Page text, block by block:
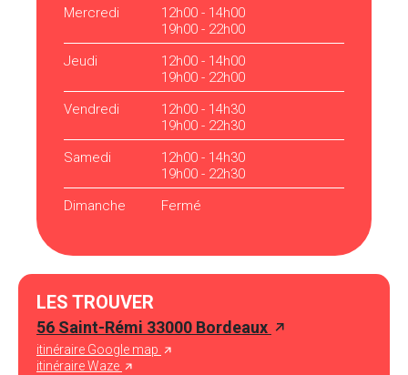
Mercredi
12h00 - 14h00
19h00 - 22h00
Jeudi
12h00 - 14h00
19h00 - 22h00
Vendredi
12h00 - 14h30
19h00 - 22h30
Samedi
12h00 - 14h30
19h00 - 22h30
Dimanche
Fermé
LES TROUVER
56 Saint-Rémi 33000 Bordeaux
itinéraire Google map
itinéraire Waze